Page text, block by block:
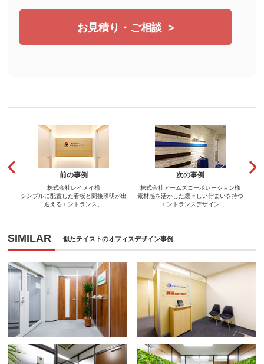
お見積り・ご相談
前の事例
株式会社レイメイ様
シンプルに配置した看板と間接照明が出
迎えるエントランス。
次の事例
株式会社アームズコーポレーション様
素材感を活かした凛々しい佇まいを持つ
エントランスデザイン
SIMILAR 似たテイストのオフィスデザイン事例